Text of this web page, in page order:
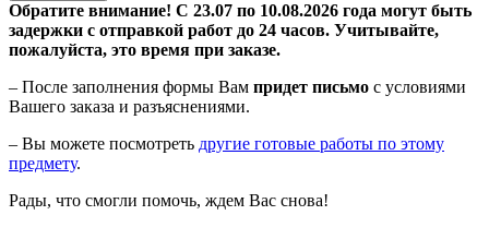
Обратите внимание! С 23.07 по 10.08.2026 года могут быть
задержки с отправкой работ до 24 часов. Учитывайте,
пожалуйста, это время при заказе.
– После заполнения формы Вам придет письмо с условиями
Вашего заказа и разъяснениями.
– Вы можете посмотреть другие готовые работы по этому
предмету.
Рады, что смогли помочь, ждем Вас снова!